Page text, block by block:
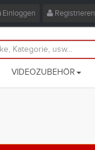
Einloggen Registrieren
VIDEOZUBEHÖR